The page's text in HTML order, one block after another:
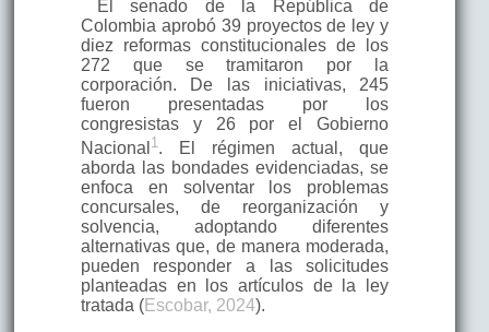
El senado de la República de
Colombia aprobó 39 proyectos de ley y
diez reformas constitucionales de los
272 que se tramitaron por la
corporación. De las iniciativas, 245
fueron presentadas por los
congresistas y 26 por el Gobierno
Nacional 1 . El régimen actual, que
aborda las bondades evidenciadas, se
enfoca en solventar los problemas
concursales, de reorganización y
solvencia, adoptando diferentes
alternativas que, de manera moderada,
pueden responder a las solicitudes
planteadas en los artículos de la ley
tratada (Escobar, 2024).